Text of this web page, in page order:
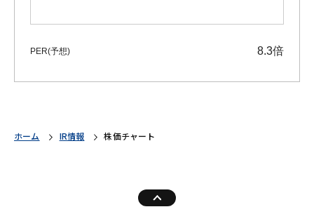
ホーム IR情報 株価チャート